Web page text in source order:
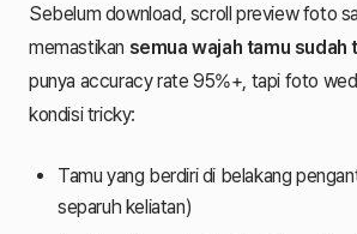
Sebelum download, scroll preview foto
memastikan semua wajah tamu
punya accuracy rate 95%+, tapi foto
kondisi tricky:
Tamu yang berdiri di belakang
separuh keliatan)